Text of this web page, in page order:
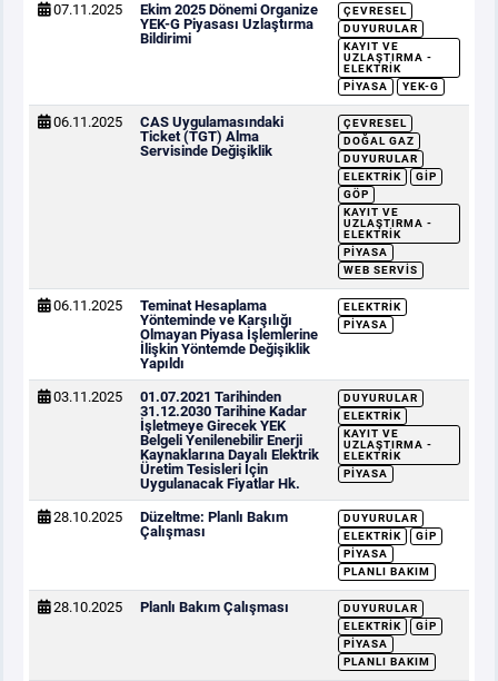
07.11.2025
Ekim 2025 Dönemi Organize
YEK-G Piyasası Uzlaştırma
Bildirimi
ÇEVRESEL
DUYURULAR
KAYIT VE
UZLAŞTIRMA -
ELEKTRIK
PIYASA
YEK-G
06.11.2025
CAS Uygulamasındaki
Ticket (TGT) Alma
Servisinde Değişiklik
ÇEVRESEL
DOĞAL GAZ
DUYURULAR
ELEKTRIK
GİP
GÖP
KAYIT VE
UZLAŞTIRMA -
ELEKTRIK
PIYASA
WEB SERVIS
06.11.2025
Teminat Hesaplama
Yönteminde ve Karşılığı
Olmayan Piyasa İşlemlerine
İlişkin Yöntemde Değişiklik
Yapıldı
ELEKTRIK
PIYASA
03.11.2025
01.07.2021 Tarihinden
31.12.2030 Tarihine Kadar
İşletmeye Girecek YEK
Belgeli Yenilenebilir Enerji
Kaynaklarına Dayalı Elektrik
Üretim Tesisleri İçin
Uygulanacak Fiyatlar Hk.
DUYURULAR
ELEKTRIK
KAYIT VE
UZLAŞTIRMA -
ELEKTRIK
PIYASA
28.10.2025
Düzeltme: Planlı Bakım
Çalışması
DUYURULAR
ELEKTRIK
GİP
PIYASA
PLANLI BAKIM
28.10.2025 Planlı Bakım Çalışması
DUYURULAR
ELEKTRIK
GİP
PIYASA
PLANLI BAKIM